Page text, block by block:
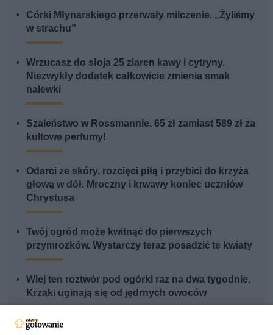
Córki Młynarskiego przerwały milczenie. „Żyliśmy
w strachu”
Wrzucasz do słoja 25 ziaren kawy i cytryny.
Niezwykły dodatek całkowicie zmienia smak
nalewki
Szaleństwo w Rossmannie. 65 zł zamiast 589 zł za
kultowe perfumy!
Odarci ze skóry, rozcięci piłą i przybici do krzyża
głową w dół. Mroczny i krwawy koniec uczniów
Chrystusa
Twój ogród może kwitnąć do pierwszych
przymrozków. Wystarczy teraz posadzić te kwiaty
Wlej ten roztwór pod ogórki raz na dwa tygodnie.
Krzaki uginają się od jędrnych owoców